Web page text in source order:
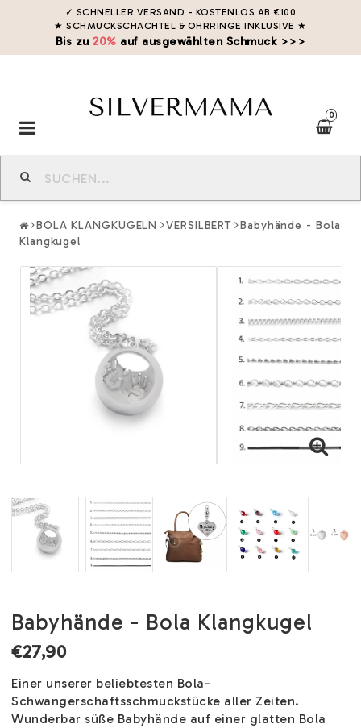
✓ SCHNELLER VERSAND - KOSTENLOS AB €100
★ SCHMUCKSCHACHTEL & OHRRINGE INKLUSIVE ★
Bis zu20% auf ausgewählten Schmuck >>>
0
Toggle
navigation
BOLA KLANGKUGELN VERSILBERT
Babyhände - Bola
Klangkugel
Babyhände - Bola Klangkugel
€27,90
Einer unserer beliebtesten Bola-
Schwangerschaftsschmuckstücke aller Zeiten.
Wunderbar süße Babyhände auf einer glatten Bola